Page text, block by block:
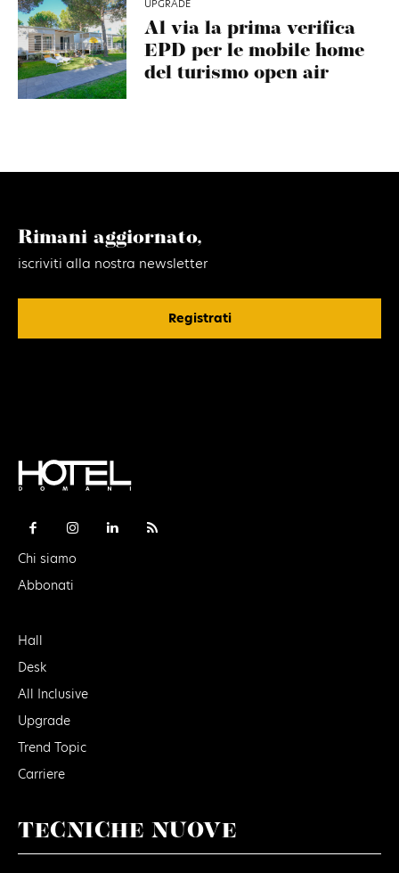
UPGRADE
Al via la prima verifica
EPD per le mobile home
del turismo open air
Rimani aggiornato,
iscriviti alla nostra newsletter
Registrati
Chi siamo
Abbonati
Hall
Desk
All Inclusive
Upgrade
Trend Topic
Carriere
TECNICHE NUOVE